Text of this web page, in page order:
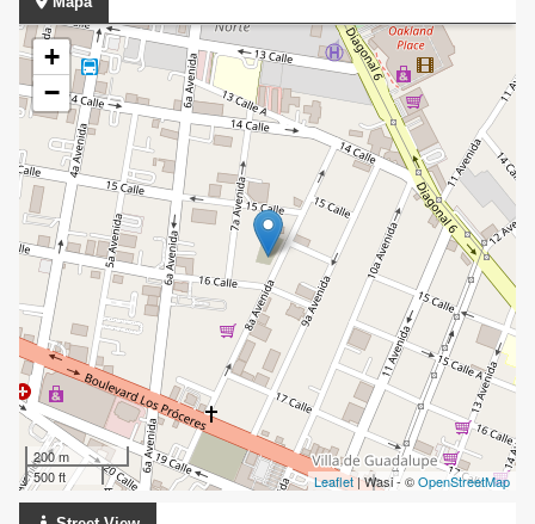
+
−
200 m
500 ft
Leaflet| Wasi - ©OpenStreetMap